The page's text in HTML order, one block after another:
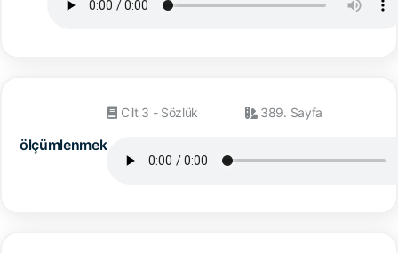
ölçümlenmek
Cilt 3 - Sözlük 389. Sayfa